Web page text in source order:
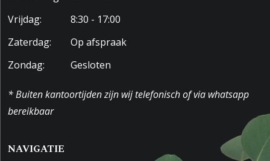
Vrijdag:
8:30 - 17:00
Zaterdag:
Op afspraak
Zondag:
Gesloten
* Buiten kantoortijden zijn wij telefonisch of via whatsapp
bereikbaar
NAVIGATIE